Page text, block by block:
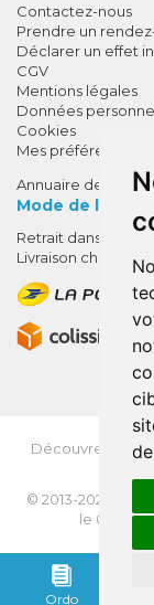
Contactez-nous
Prendre un
Déclarer un effet
CGV
Mentions légales
Données
Cookies
Mes préférences
Annuaire des
Mode de livraison
Retrait dans la
Livraison chez vous
Découvrez
© 2013-2026
le 03/08/
Ordo